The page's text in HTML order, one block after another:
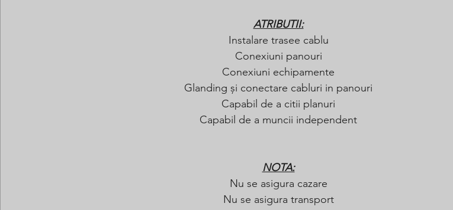
ATRIBUTII:
Instalare trasee cablu
Conexiuni panouri
Conexiuni echipamente
Glanding și conectare cabluri in panouri
Capabil de a citii planuri
Capabil de a muncii independent
NOTA:
Nu se asigura cazare
Nu se asigura transport